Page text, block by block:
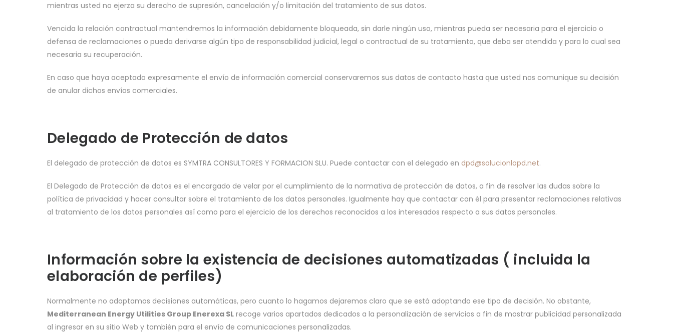
mientras usted no ejerza su derecho de supresión, cancelación y/o limitación del tratamiento de sus datos.
Vencida la relación contractual mantendremos la información debidamente bloqueada, sin darle ningún uso, mientras pueda ser necesaria para el ejercicio o
defensa de reclamaciones o pueda derivarse algún tipo de responsabilidad judicial, legal o contractual de su tratamiento, que deba ser atendida y para lo cual sea
necesaria su recuperación.
En caso que haya aceptado expresamente el envío de información comercial conservaremos sus datos de contacto hasta que usted nos comunique su decisión
de anular dichos envíos comerciales.
Delegado de Protección de datos
El delegado de protección de datos es SYMTRA CONSULTORES Y FORMACION SLU. Puede contactar con el delegado endpd@solucionlopd.net.
El Delegado de Protección de datos es el encargado de velar por el cumplimiento de la normativa de protección de datos, a fin de resolver las dudas sobre la
política de privacidad y hacer consultar sobre el tratamiento de los datos personales. Igualmente hay que contactar con él para presentar reclamaciones relativas
al tratamiento de los datos personales así como para el ejercicio de los derechos reconocidos a los interesados respecto a sus datos personales.
Información sobre la existencia de decisiones automatizadas ( incluida la
elaboración de perfiles)
Normalmente no adoptamos decisiones automáticas, pero cuanto lo hagamos dejaremos claro que se está adoptando ese tipo de decisión. No obstante,
Mediterranean Energy Utilities Group Enerexa SL recoge varios apartados dedicados a la personalización de servicios a fin de mostrar publicidad personalizada
al ingresar en su sitio Web y también para el envío de comunicaciones personalizadas.